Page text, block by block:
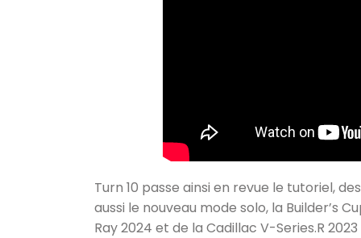
Turn 10 passe ainsi en revue le tutoriel,
aussi le nouveau mode solo, la Builder’s
Ray 2024 et de la Cadillac V-Series.R